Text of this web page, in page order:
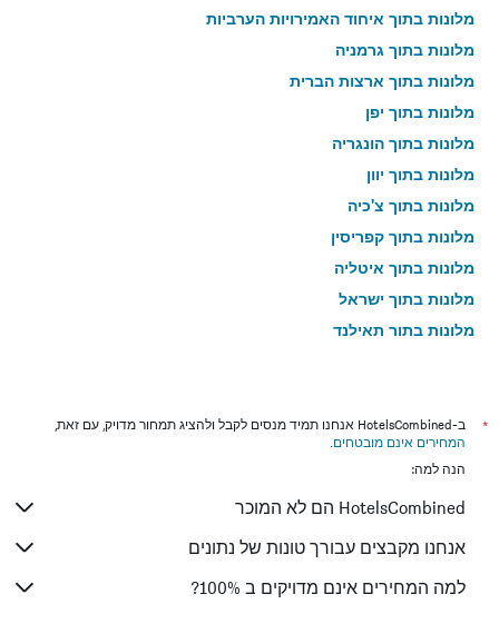
מלונות בתוך איחוד האמירויות הערביות
מלונות בתוך גרמניה
מלונות בתוך ארצות הברית
מלונות בתוך יפן
מלונות בתוך הונגריה
מלונות בתוך יוון
מלונות בתוך צ'כיה
מלונות בתוך קפריסין
מלונות בתוך איטליה
מלונות בתוך ישראל
מלונות בתוך תאילנד
*
ב-HotelsCombined אנחנו תמיד מנסים לקבל ולהציג תמחור מדויק, עם זאת,
המחירים אינם מובטחים.
הנה למה:
HotelsCombined הם לא המוכר
אנחנו מקבצים עבורך טונות של נתונים
למה המחירים אינם מדויקים ב 100%?